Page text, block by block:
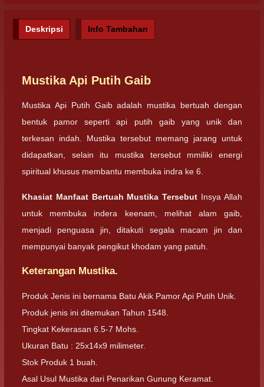
Deskripsi Info Tambahan
Mustika Api Putih Gaib
Mustika Api Putih Gaib adalah mustika bertuah dengan
bentuk pamor seperti api putih gaib yang unik dan
terkesan indah. Mustika tersebut memang jarang untuk
didapatkan, selain itu mustika tersebut mmiliki energi
spiritual khusus membantu membuka indra ke 6.
Khasiat Manfaat Bertuah Mustika Tersebut Insya Allah
untuk membuka indera keenam, melihat alam gaib,
menjadi penguasa jin, ditakuti segala macam jin dan
mempunyai banyak pengikut khodam yang patuh.
Keterangan Mustika.
Produk Jenis ini bernama Batu Akik Pamor Api Putih Unik.
Produk jenis ini ditemukan Tahun 1548.
Tingkat Kekerasan 6.5-7 Mohs.
Ukuran Batu : 25x14x9 milimeter.
Stok Produk 1 buah.
Asal Usul Mustika dari Penarikan Gunung Keramat.